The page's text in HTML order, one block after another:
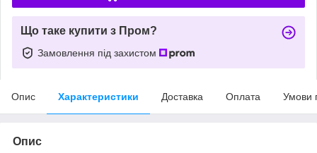
Що таке купити з Пром?
Замовлення під захистом
Опис Характеристики Доставка Оплата Умови
Опис